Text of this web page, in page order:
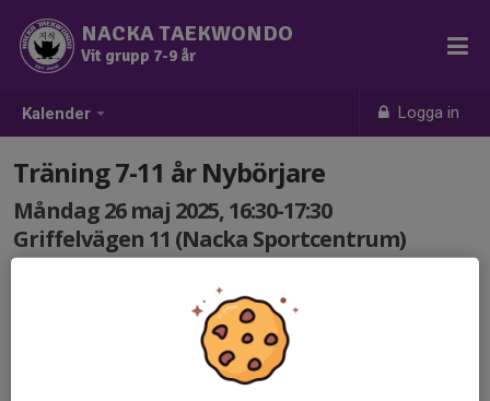
Kalender Logga in
NACKA TAEKWONDO
Vit grupp 7-9 år
Träning 7-11 år Nybörjare
Måndag 26 maj 2025, 16:30-17:30
Griffelvägen 11 (Nacka Sportcentrum)